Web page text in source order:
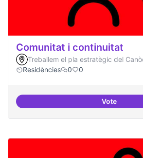
Comunitat i continuitat
Treballem el pla estratègic del
Residències
0 0
Vote